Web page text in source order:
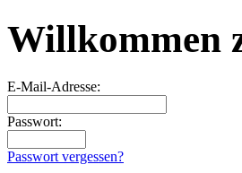
Willkommen
E-Mail-Adresse:
Passwort:
Passwort vergessen?